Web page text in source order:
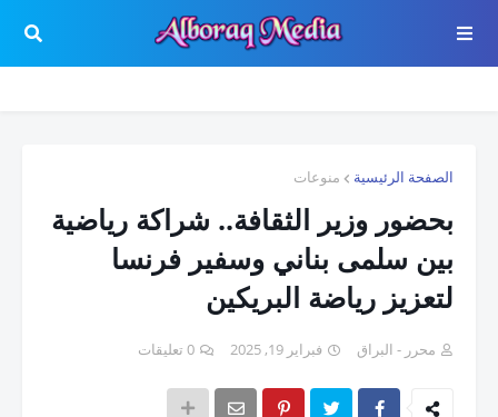
الصفحة الرئيسية منوعات
بحضور وزير الثقافة.. شراكة رياضية
بين سلمى بناني وسفير فرنسا
لتعزيز رياضة البريكين
محرر - البراق فبراير 19, 2025 0 تعليقات